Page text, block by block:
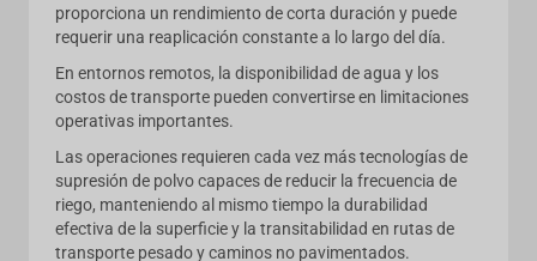
proporciona un rendimiento de corta duración y puede
requerir una reaplicación constante a lo largo del día.
En entornos remotos, la disponibilidad de agua y los
costos de transporte pueden convertirse en limitaciones
operativas importantes.
Las operaciones requieren cada vez más tecnologías de
supresión de polvo capaces de reducir la frecuencia de
riego, manteniendo al mismo tiempo la durabilidad
efectiva de la superficie y la transitabilidad en rutas de
transporte pesado y caminos no pavimentados.